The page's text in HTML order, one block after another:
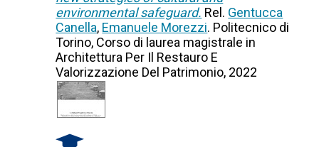
environmental safeguard. Rel. Gentucca
Canella, Emanuele Morezzi. Politecnico di
Torino, Corso di laurea magistrale in
Architettura Per Il Restauro E
Valorizzazione Del Patrimonio, 2022